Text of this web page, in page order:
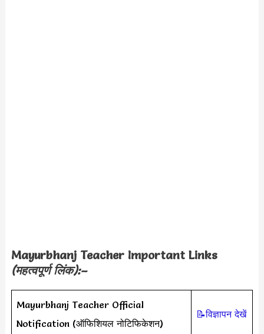
Mayurbhanj Teacher Important Links
(महत्वपूर्ण लिंक):–
Mayurbhanj Teacher Official
Notification (ऑफिशियल नोटिफिकेशन)
📝विज्ञापन देखें